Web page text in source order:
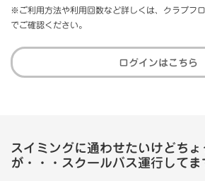
※ご利用方法や利用回数など詳しくは、クラブフ
でご確認ください。
ログインはこちら
スイミングに通わせたいけどち
が・・・スクールバス運行してま